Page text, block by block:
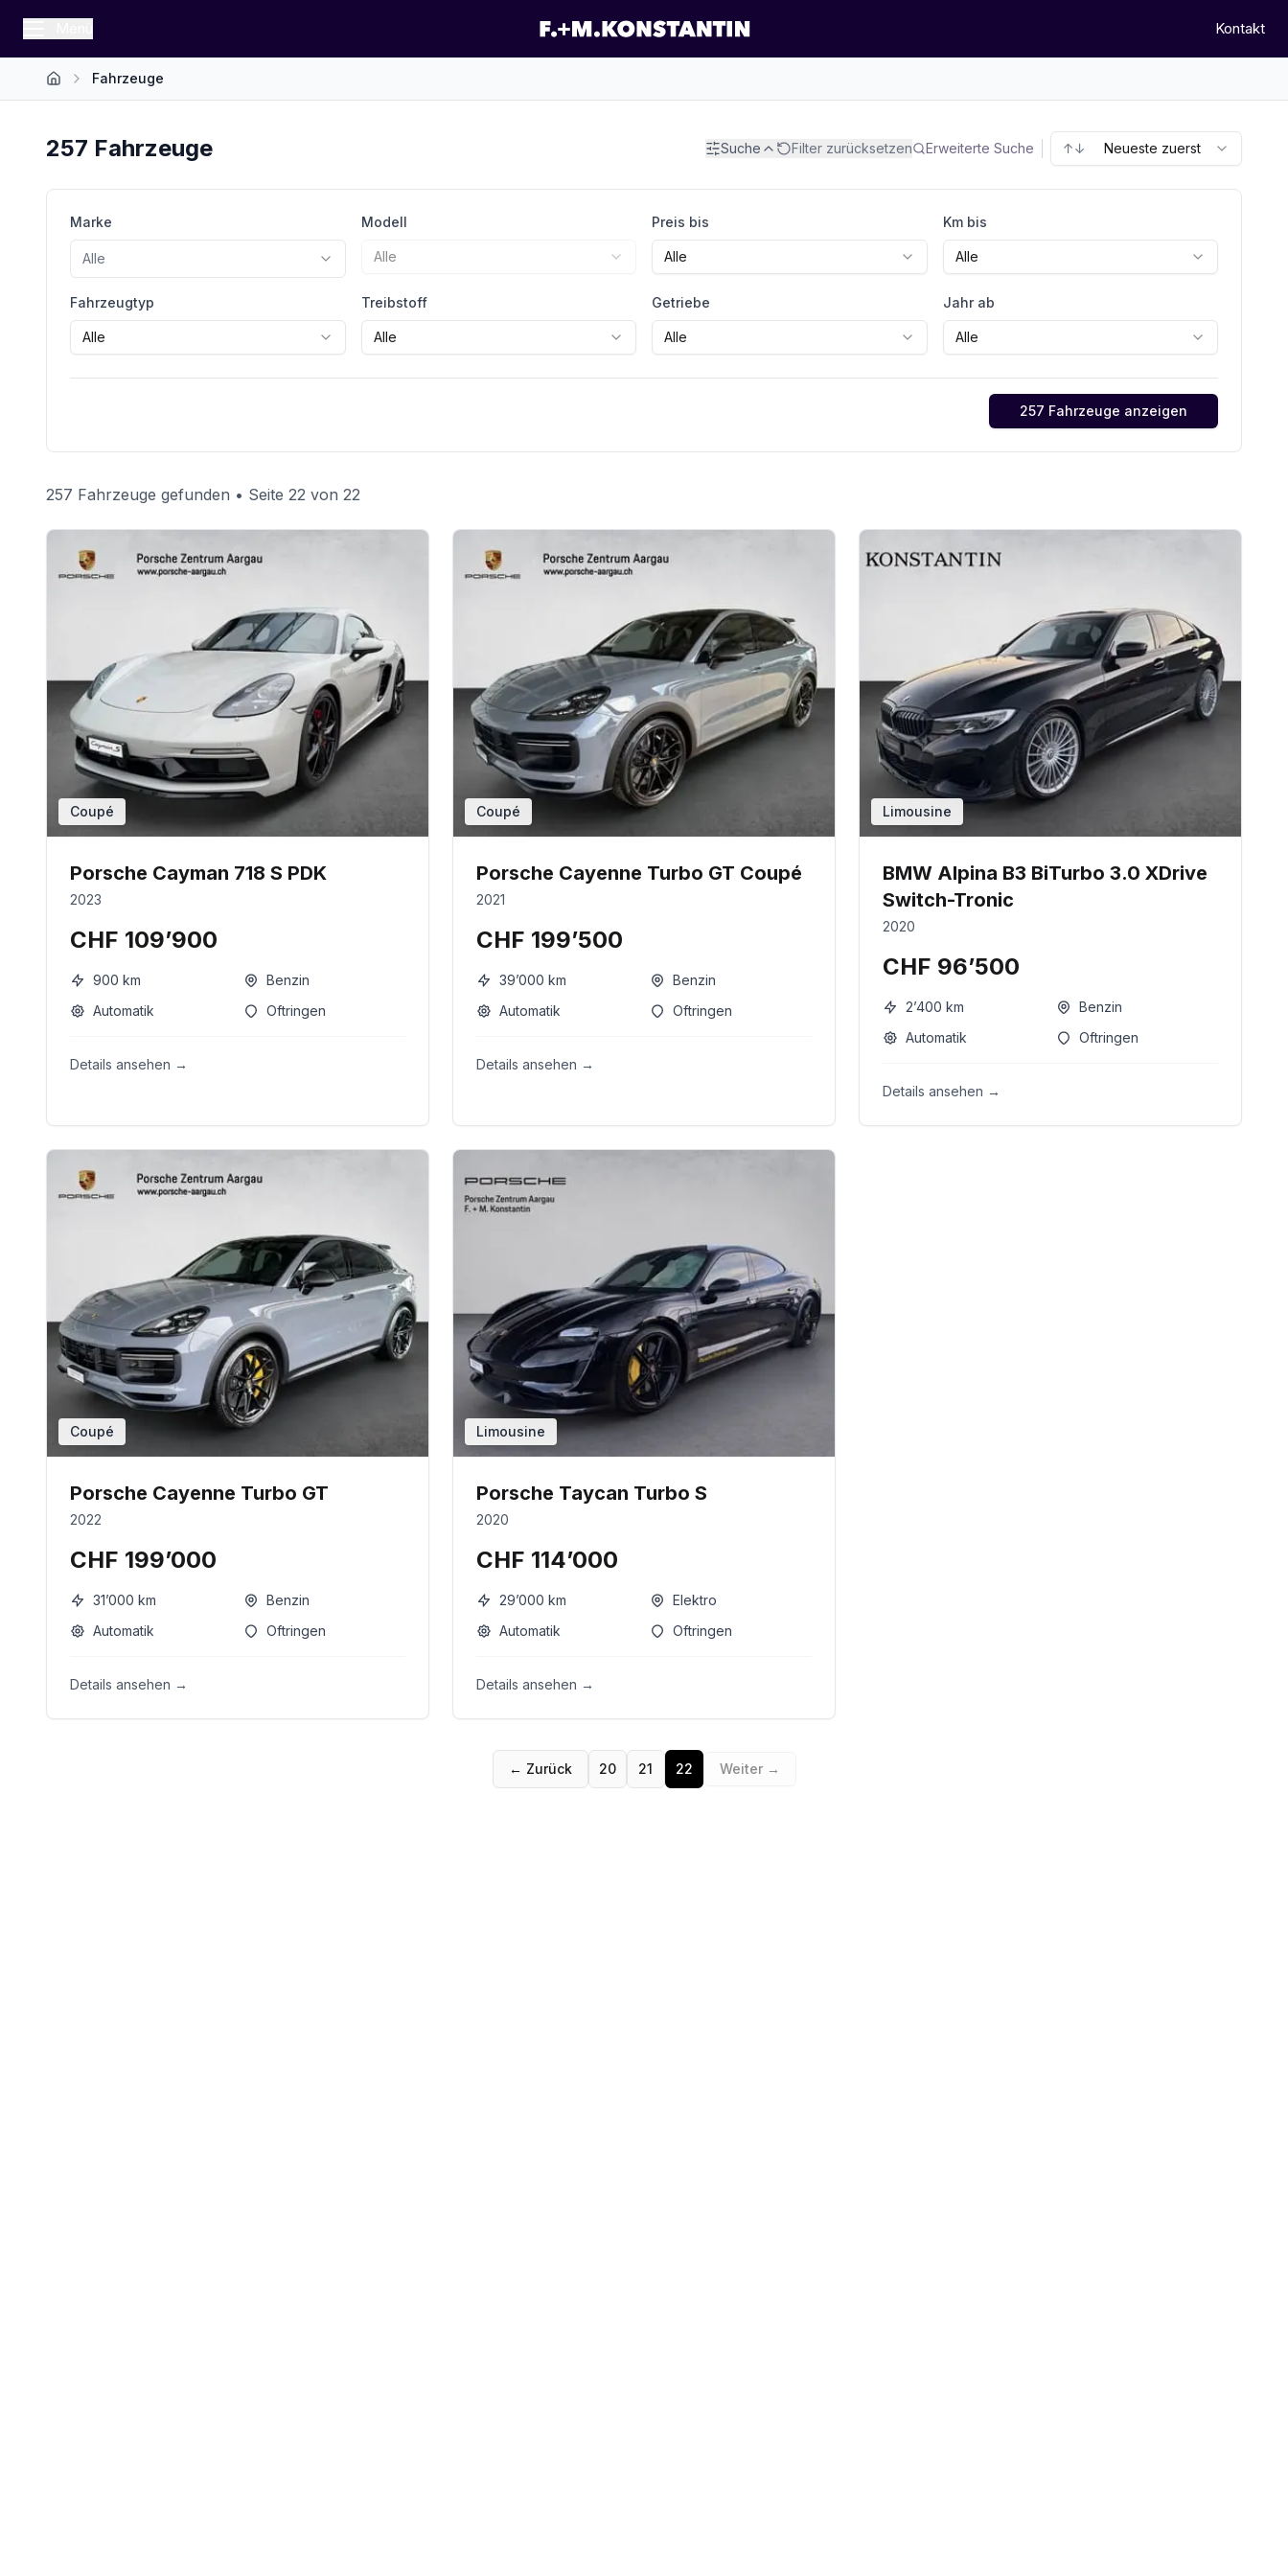
Kontakt
StartseiteFahrzeuge
257 Fahrzeuge Suche Filter zurücksetzen Erweiterte Suche ↑↓ Neueste zuerst
Marke
Alle
Modell
Alle
Preis bis
Alle
Km bis
Alle
Fahrzeugtyp
Alle
Treibstoff
Alle
Getriebe
Alle
Jahr ab
Alle
257 Fahrzeuge anzeigen
257 Fahrzeuge gefunden • Seite 22 von 22
Coupé
Porsche Cayman 718 S PDK
2023
CHF 109’900
900 km
Benzin
Automatik
Oftringen
Details ansehen →
Coupé
Porsche Cayenne Turbo GT Coupé
2021
CHF 199’500
39’000 km
Benzin
Automatik
Oftringen
Details ansehen →
Limousine
BMW Alpina B3 BiTurbo 3.0 XDrive
Switch-Tronic
2020
CHF 96’500
2’400 km
Benzin
Automatik
Oftringen
Details ansehen →
Coupé
Porsche Cayenne Turbo GT
2022
CHF 199’000
31’000 km
Benzin
Automatik
Oftringen
Details ansehen →
Limousine
Porsche Taycan Turbo S
2020
CHF 114’000
29’000 km
Elektro
Automatik
Oftringen
Details ansehen →
← Zurück 20 21 22 Weiter →